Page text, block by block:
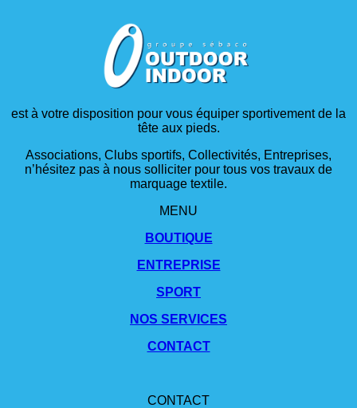
est à votre disposition pour vous équiper sportivement de la
tête aux pieds.
Associations, Clubs sportifs, Collectivités, Entreprises,
n’hésitez pas à nous solliciter pour tous vos travaux de
marquage textile.
MENU
BOUTIQUE
ENTREPRISE
SPORT
NOS SERVICES
CONTACT
CONTACT